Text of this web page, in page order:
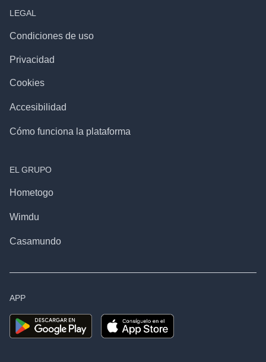
LEGAL
Condiciones de uso
Privacidad
Cookies
Accesibilidad
Cómo funciona la plataforma
EL GRUPO
Hometogo
Wimdu
Casamundo
APP